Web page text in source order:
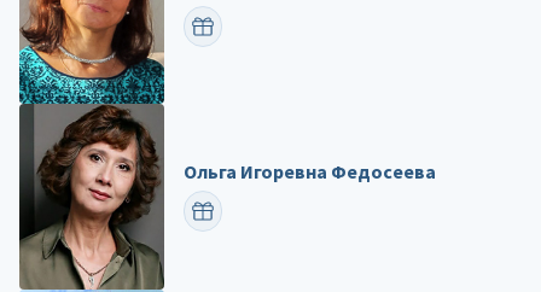
ПОЗДРАВИТЬ
Ольга Игоревна Федосеева
ПОЗДРАВИТЬ